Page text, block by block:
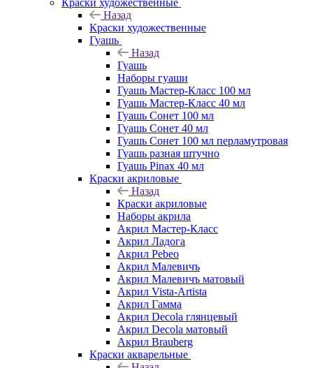
Краски художественные
Назад
Краски художественные
Гуашь
Назад
Гуашь
Наборы гуаши
Гуашь Мастер-Класс 100 мл
Гуашь Мастер-Класс 40 мл
Гуашь Сонет 100 мл
Гуашь Сонет 40 мл
Гуашь Сонет 100 мл перламутровая
Гуашь разная штучно
Гуашь Pinax 40 мл
Краски акриловые
Назад
Краски акриловые
Наборы акрила
Акрил Мастер-Класс
Акрил Ладога
Акрил Pebeo
Акрил Малевичъ
Акрил Малевичъ матовый
Акрил Vista-Artista
Акрил Гамма
Акрил Decola глянцевый
Акрил Decola матовый
Акрил Brauberg
Краски акварельные